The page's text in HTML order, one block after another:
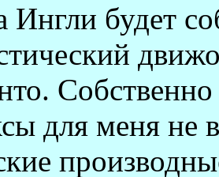
Ингли будет
для меня не